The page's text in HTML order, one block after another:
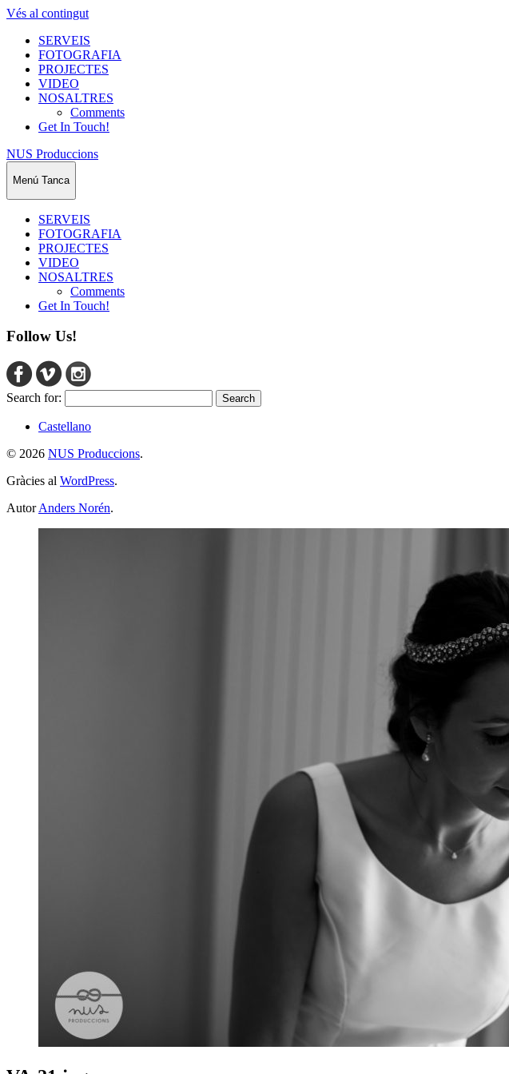
Vés al contingut
SERVEIS
FOTOGRAFIA
PROJECTES
VIDEO
NOSALTRES
Comments
Get In Touch!
NUS Produccions
Menú Tanca
SERVEIS
FOTOGRAFIA
PROJECTES
VIDEO
NOSALTRES
Comments
Get In Touch!
Follow Us!
Search for:
Castellano
© 2026 NUS Produccions.
Gràcies al WordPress.
AutorAnders Norén.